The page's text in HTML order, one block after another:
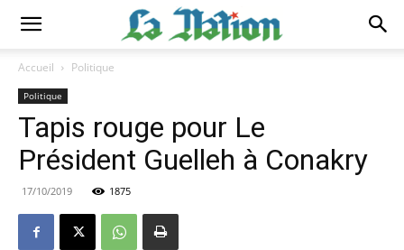
Accueil Politique
Politique
Tapis rouge pour Le
Président Guelleh à Conakry
17/10/2019 1875